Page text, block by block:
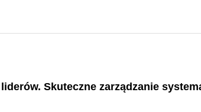
Skuteczne zarządzanie